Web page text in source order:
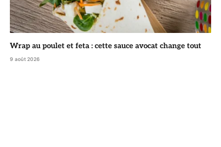
Wrap au poulet et feta : cette sauce avocat change tout
9 août 2026